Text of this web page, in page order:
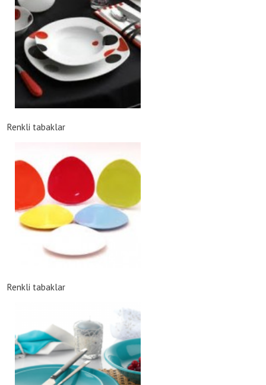
Renkli tabaklar
Renkli tabaklar